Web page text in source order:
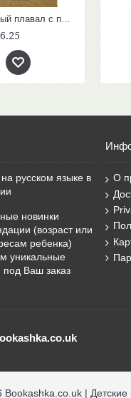
Мальчик, который плавал с пираньями
русском языке в
новинки
(возраст или
ребенка)
уникальные
под Ваш заказ
О
| Детские